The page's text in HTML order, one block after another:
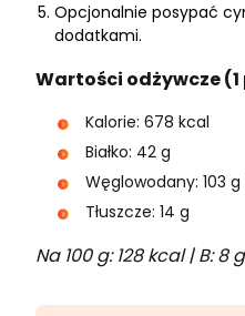
Opcjonalnie posypać
dodatkami.
Wartości odżywcze
Kalorie: 678 kcal
Białko: 42 g
Węglowodany: 103
Tłuszcze: 14 g
Na 100 g: 128 kcal | B: 8